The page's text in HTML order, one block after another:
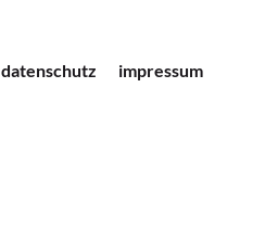
datenschutz impressum